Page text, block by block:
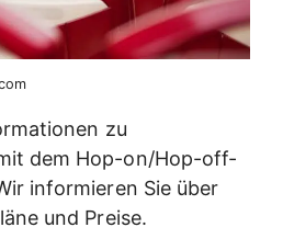
zu
dem Hop-on/Hop-off-
informieren Sie über
und Preise.